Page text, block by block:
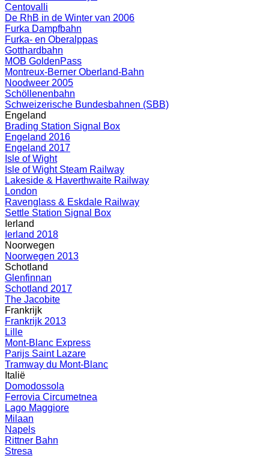
Centovalli
De RhB in de Winter van 2006
Furka Dampfbahn
Furka- en Oberalppas
Gotthardbahn
MOB GoldenPass
Montreux-Berner Oberland-Bahn
Noodweer 2005
Schöllenenbahn
Schweizerische Bundesbahnen (SBB)
Engeland
Brading Station Signal Box
Engeland 2016
Engeland 2017
Isle of Wight
Isle of Wight Steam Railway
Lakeside & Haverthwaite Railway
London
Ravenglass & Eskdale Railway
Settle Station Signal Box
Ierland
Ierland 2018
Noorwegen
Noorwegen 2013
Schotland
Glenfinnan
Schotland 2017
The Jacobite
Frankrijk
Frankrijk 2013
Lille
Mont-Blanc Express
Parijs Saint Lazare
Tramway du Mont-Blanc
Italië
Domodossola
Ferrovia Circumetnea
Lago Maggiore
Milaan
Napels
Rittner Bahn
Stresa